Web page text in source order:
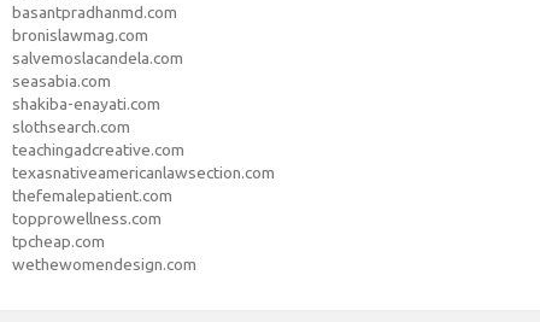
basantpradhanmd.com
bronislawmag.com
salvemoslacandela.com
seasabia.com
shakiba-enayati.com
slothsearch.com
teachingadcreative.com
texasnativeamericanlawsection.com
thefemalepatient.com
topprowellness.com
tpcheap.com
wethewomendesign.com